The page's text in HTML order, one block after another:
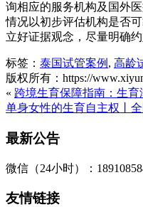
询相应的服务机构及国外
情况以初步评估机构是否
立好证据观念，尽量明确
标签： 泰国试管案例 , 高龄
版权所有：https://
« 跨境生育保障指南：生
单身女性的生育自主权丨
最新公告
微信（24小时）：
友情链接